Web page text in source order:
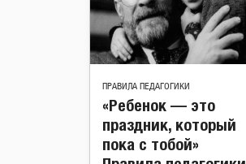
ПРАВИЛА ПЕДАГОГИКИ
«Ребенок — это
праздник, который
пока с тобой»